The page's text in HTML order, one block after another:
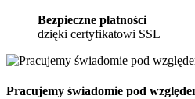
Bezpieczne płatności
dzięki certyfikatowi SSL
Pracujemy świadomie pod